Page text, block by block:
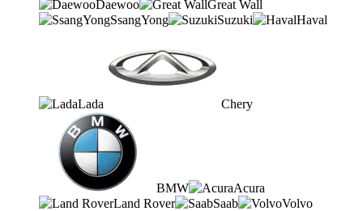
Daewoo
Great Wall
SsangYong
Suzuki Haval
Lada Chery
BMW
Acura
Land Rover
Saab Volvo